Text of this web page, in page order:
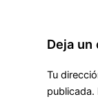
Deja un
Tu
publicada.